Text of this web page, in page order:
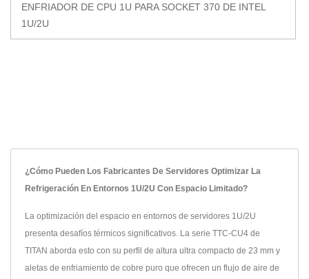
ENFRIADOR DE CPU 1U PARA SOCKET 370 DE INTEL
1U/2U
¿Cómo Pueden Los Fabricantes De Servidores Optimizar La
Refrigeración En Entornos 1U/2U Con Espacio Limitado?
La optimización del espacio en entornos de servidores 1U/2U
presenta desafíos térmicos significativos. La serie TTC-CU4 de
TITAN aborda esto con su perfil de altura ultra compacto de 23 mm y
aletas de enfriamiento de cobre puro que ofrecen un flujo de aire de